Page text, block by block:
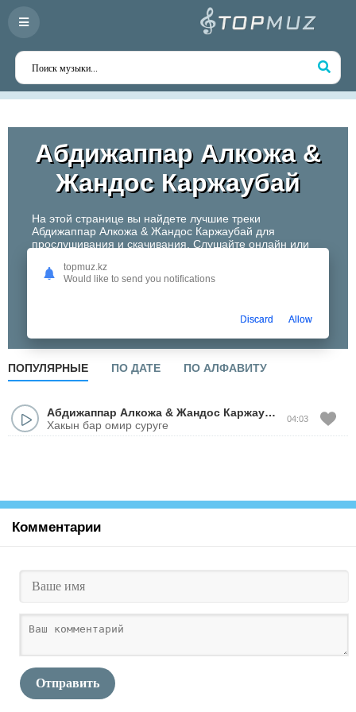
Абдижаппар Алкожа &
Жандос Каржаубай
На этой странице вы найдете лучшие треки
Абдижаппар Алкожа & Жандос Каржаубай для
прослушивания и скачивания. Слушайте онлайн или
Откройте для себя творчество одного из самых
перспективных артистов Казахстана!
ПОПУЛЯРНЫЕ ПО ДАТЕ ПО АЛФАВИТУ
Абдижаппар Алкожа & Жандос Каржаубай
Хакын бар омир суруге
04:03
Комментарии
Отправить
topmuz.kz
Would like to send you notifications
Discard Allow